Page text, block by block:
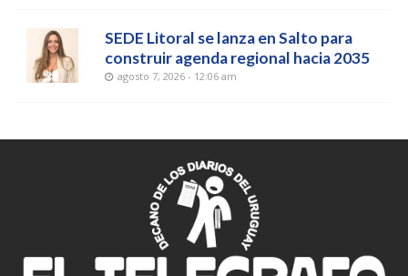
SEDE Litoral se lanza en Salto para
construir agenda regional hacia 2035
agosto 7, 2026 - 12:06 am